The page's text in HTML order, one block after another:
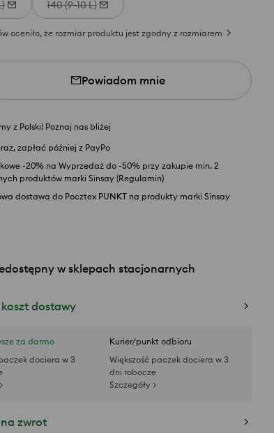
140 (9-10 L)
oceniło, że rozmiar produktu jest zgodny z rozmiarem
Powiadom mnie
z Polski! Poznaj nas bliżej
zapłać później z PayPo
-20% na Wyprzedaż do -50% przy zakupie min. 2
produktów marki Sinsay (Regulamin)
dostawa do Pocztex PUNKT na produkty marki Sinsay
w sklepach stacjonarnych
dostawy
za darmo
dociera w 3
Kurier/punkt odbioru
Większość paczek dociera w 3
dni robocze
Szczegóły >
zwrot